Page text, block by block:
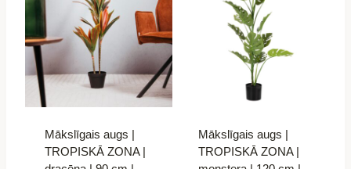
Mākslīgais augs |
TROPISKĀ ZONA |
Mākslīgais augs |
TROPISKĀ ZONA |